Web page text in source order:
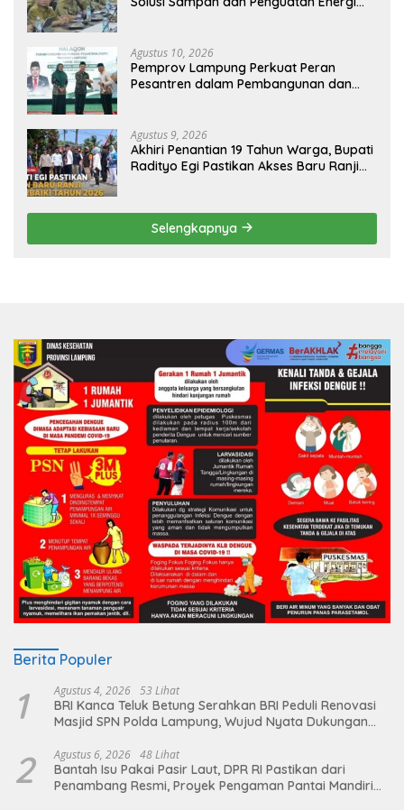
Agustus 10, 2026
Pemprov Lampung Perkuat Peran
Pesantren dalam Pembangunan dan
Agustus 9, 2026
Akhiri Penantian 19 Tahun Warga, Bupati
Radityo Egi Pastikan Akses Baru Ranji
Selengkapnya
Berita Populer
1 Agustus 4, 2026 53 Lihat
BRI Kanca Teluk Betung Serahkan BRI Peduli Renovasi
Masjid SPN Polda Lampung, Wujud Nyata Dukungan
2 Agustus 6, 2026 48 Lihat
Bantah Isu Pakai Pasir Laut, DPR RI Pastikan dari
Penambang Resmi, Proyek Pengaman Pantai Mandiri